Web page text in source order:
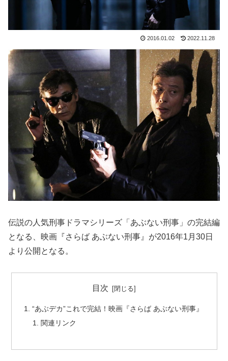
2016.01.02 2022.11.28
伝説の人気刑事ドラマシリーズ「あぶない刑事」の完結編
となる、映画『さらば あぶない刑事』が2016年1月30日
より公開となる。
目次
“あぶデカ”これで完結！映画『さらば あぶない刑事』
関連リンク